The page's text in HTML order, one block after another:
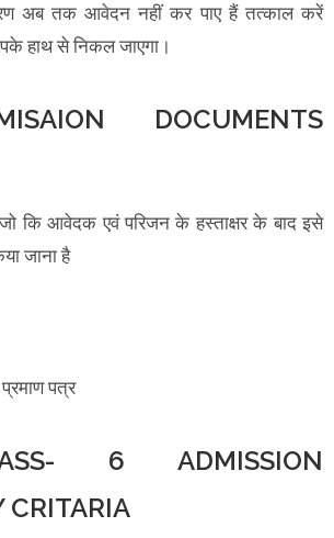
अब तक आवेदन नहीं कर पाए हैं तत्काल करें
हाथ से निकल जाएगा।
DOCUMENTS
कि आवेदक एवं परिजन के हस्ताक्षर के बाद इसे
जाना है
पत्र
6 ADMISSION
CRITARIA